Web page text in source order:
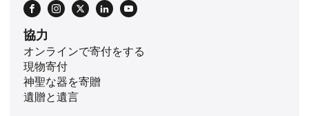
協力
オンラインで寄付をする
現物寄付
神聖な器を寄贈
遺贈と遺言